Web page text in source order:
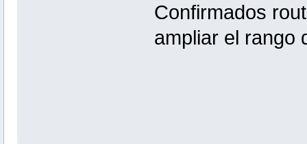
Confirmados
ampliar el rango